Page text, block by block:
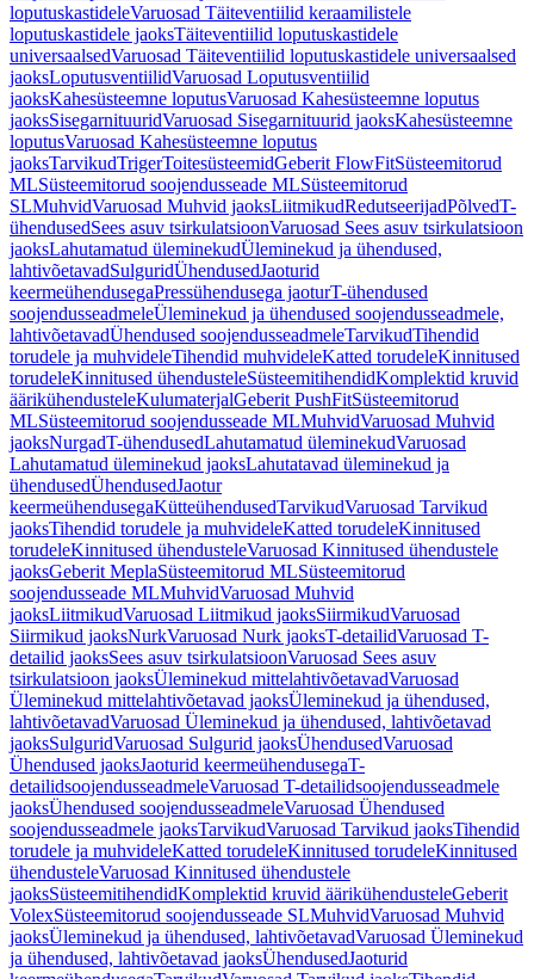
loputuskastideleVaruosad Täiteventiilid keraamilistele
loputuskastidele jaoksTäiteventiilid loputuskastidele
universaalsedVaruosad Täiteventiilid loputuskastidele universaalsed
jaoksLoputusventiilidVaruosad Loputusventiilid
jaoksKahesüsteemne loputusVaruosad Kahesüsteemne loputus
jaoksSisegarnituuridVaruosad Sisegarnituurid jaoksKahesüsteemne
loputusVaruosad Kahesüsteemne loputus
jaoksTarvikudTrigerToitesüsteemidGeberit FlowFitSüsteemitorud
MLSüsteemitorud soojendusseade MLSüsteemitorud
SLMuhvidVaruosad Muhvid jaoksLiitmikudRedutseerijadPõlvedT-
ühendusedSees asuv tsirkulatsioonVaruosad Sees asuv tsirkulatsioon
jaoksLahutamatud üleminekudÜleminekud ja ühendused,
lahtivõetavadSulguridÜhendusedJaoturid
keermeühendusegaPressühendusega jaoturT-ühendused
soojendusseadmeleÜleminekud ja ühendused soojendusseadmele,
lahtivõetavadÜhendused soojendusseadmeleTarvikudTihendid
torudele ja muhvideleTihendid muhvideleKatted torudeleKinnitused
torudeleKinnitused ühendusteleSüsteemitihendidKomplektid kruvid
äärikühendusteleKulumaterjalGeberit PushFitSüsteemitorud
MLSüsteemitorud soojendusseade MLMuhvidVaruosad Muhvid
jaoksNurgadT-ühendusedLahutamatud üleminekudVaruosad
Lahutamatud üleminekud jaoksLahutatavad üleminekud ja
ühendusedÜhendusedJaotur
keermeühendusegaKütteühendusedTarvikudVaruosad Tarvikud
jaoksTihendid torudele ja muhvideleKatted torudeleKinnitused
torudeleKinnitused ühendusteleVaruosad Kinnitused ühendustele
jaoksGeberit MeplaSüsteemitorud MLSüsteemitorud
soojendusseade MLMuhvidVaruosad Muhvid
jaoksLiitmikudVaruosad Liitmikud jaoksSiirmikudVaruosad
Siirmikud jaoksNurkVaruosad Nurk jaoksT-detailidVaruosad T-
detailid jaoksSees asuv tsirkulatsioonVaruosad Sees asuv
tsirkulatsioon jaoksÜleminekud mittelahtivõetavadVaruosad
Üleminekud mittelahtivõetavad jaoksÜleminekud ja ühendused,
lahtivõetavadVaruosad Üleminekud ja ühendused, lahtivõetavad
jaoksSulguridVaruosad Sulgurid jaoksÜhendusedVaruosad
Ühendused jaoksJaoturid keermeühendusegaT-
detailidsoojendusseadmeleVaruosad T-detailidsoojendusseadmele
jaoksÜhendused soojendusseadmeleVaruosad Ühendused
soojendusseadmele jaoksTarvikudVaruosad Tarvikud jaoksTihendid
torudele ja muhvideleKatted torudeleKinnitused torudeleKinnitused
ühendusteleVaruosad Kinnitused ühendustele
jaoksSüsteemitihendidKomplektid kruvid äärikühendusteleGeberit
VolexSüsteemitorud soojendusseade SLMuhvidVaruosad Muhvid
jaoksÜleminekud ja ühendused, lahtivõetavadVaruosad Üleminekud
ja ühendused, lahtivõetavad jaoksÜhendusedJaoturid